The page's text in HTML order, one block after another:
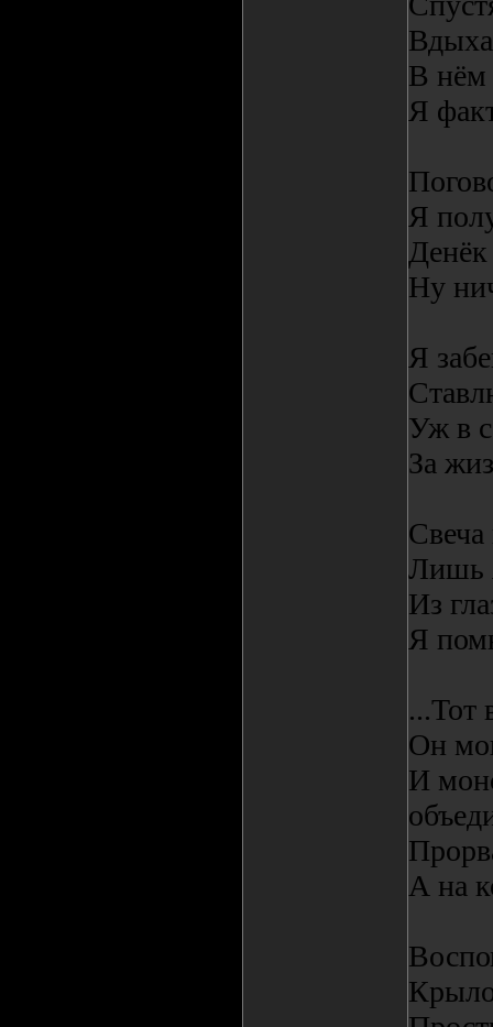
В нём
Я
Я
Ну
Я
Уж в
За
Лишь
Из
Я
...Тот
Он
И
А на